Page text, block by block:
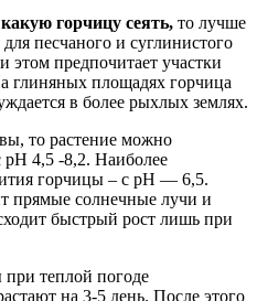
какую горчицу сеять, то лучше
песчаного и суглинистого
этом предпочитает участки
глиняных площадях горчица
в более рыхлых землях.
то растение можно
4,5 -8,2. Наиболее
горчицы – с рН — 6,5.
прямые солнечные лучи и
быстрый рост лишь при
теплой погоде
на 3-5 день. После этого